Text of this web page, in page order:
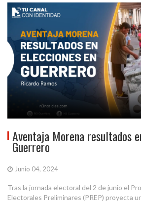
Aventaja Morena resultados
Guerrero
Junio 04, 2024
Tras la jornada electoral del 2 de junio el
Electorales Preliminares (PREP) proyecta